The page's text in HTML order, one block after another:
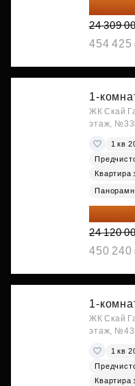
20 176
24 309
454 425
1-
ЖК Скай
этаж,
1 кв
Квартира
20 260
24 120
450 240
1-
ЖК Скай
этаж,
1 кв
Квартира